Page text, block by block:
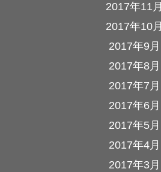
2017年11月
2017年10月
2017年9月
2017年8月
2017年7月
2017年6月
2017年5月
2017年4月
2017年3月